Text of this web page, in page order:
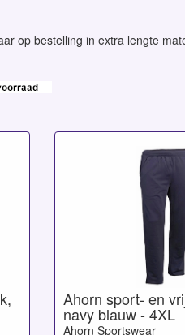
op bestelling in extra lengte
Ahorn sport- en
navy blauw - 4XL
Ahorn Sportswear